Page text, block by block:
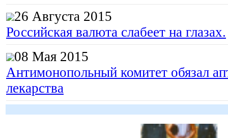
26 Августа 2015
Российская валюта слабеет на глазах.
08 Мая 2015
Антимонопольный комитет обязал
лекарства